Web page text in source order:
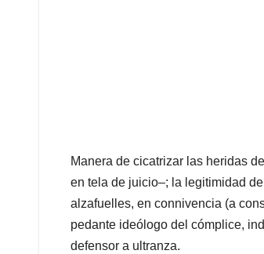
Manera de cicatrizar las heridas
en tela de juicio–; la legitimidad
alzafuelles, en connivencia (a
pedante ideólogo del cómplice,
defensor a ultranza.